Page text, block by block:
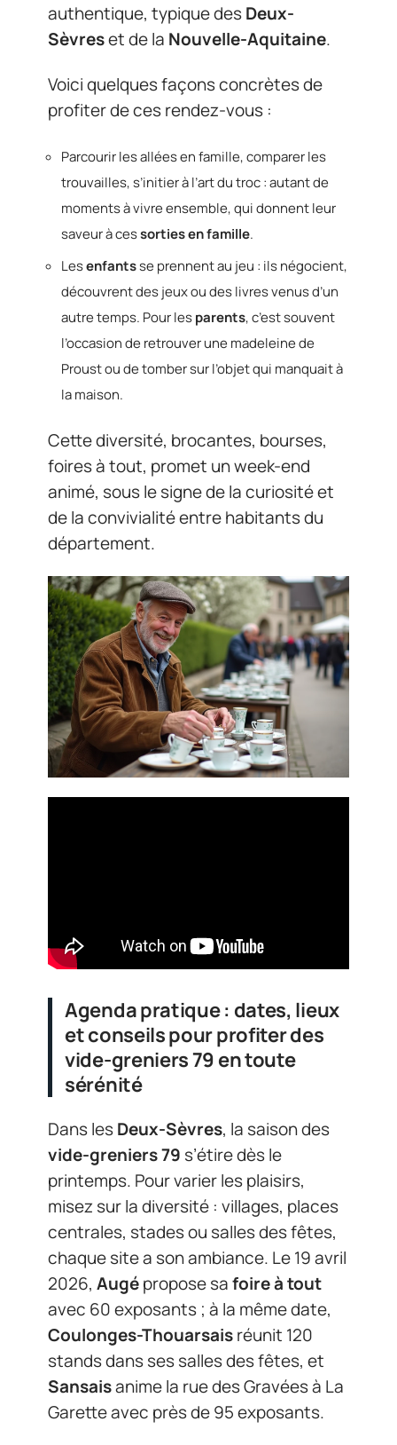
authentique, typique desDeux-
Sèvreset de la Nouvelle-Aquitaine.
Voici quelques façons concrètes de
profiter de ces rendez-vous :
Parcourir les allées en famille, comparer les
trouvailles, s’initier à l’art du troc : autant de
moments à vivre ensemble, qui donnent leur
saveur à cessorties en famille.
Lesenfantsse prennent au jeu : ils négocient,
découvrent des jeux ou des livres venus d’un
autre temps. Pour lesparents, c’est souvent
l’occasion de retrouver une madeleine de
Proust ou de tomber sur l’objet qui manquait à
la maison.
Cette diversité, brocantes, bourses,
foires à tout, promet un week-end
animé, sous le signe de la curiosité et
de la convivialité entre habitants du
département.
Agenda pratique : dates, lieux
et conseils pour profiter des
vide-greniers 79 en toute
sérénité
Dans lesDeux-Sèvres, la saison des
vide-greniers 79 s’étire dès le
printemps. Pour varier les plaisirs,
misez sur la diversité : villages, places
centrales, stades ou salles des fêtes,
chaque site a son ambiance. Le 19 avril
2026, Augépropose safoire à tout
avec 60 exposants ; à la même date,
Coulonges-Thouarsaisréunit 120
stands dans ses salles des fêtes, et
Sansaisanime la rue des Gravées à La
Garette avec près de 95 exposants.